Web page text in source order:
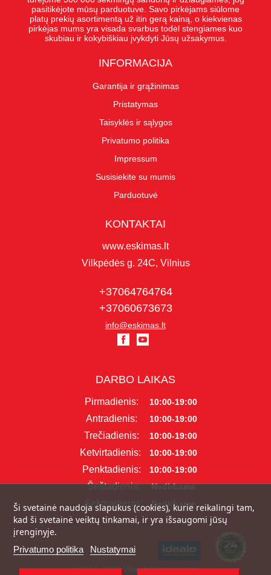
pasitikėjote mūsų parduotuve. Savo pirkėjams siūlome
platų prekių asortimentą už itin gerą kainą, o kiekvienas
pirkėjas mums yra visada svarbus todėl stengiames kuo
skubiau ir kokybiškiau įvykdyti Jūsų užsakymus.
INFORMACIJA
Garantija ir grąžinimas
Pristatymas
Taisyklės ir sąlygos
Privatumo politika
Impressum
Susisiekite su mumis
Parduotuvė
KONTAKTAI
www.eskimas.lt
Vilkpėdės g. 24C, Vilnius
+37064764764
+37060673673
info@eskimas.lt
DARBO LAIKAS
Pirmadienis: 10:00-19:00
Antradienis: 10:00-19:00
Trečiadienis: 10:00-19:00
Ketvirtadienis: 10:00-19:00
Penktadienis: 10:00-19:00
Šeštadienis: Nedirbame
Sekmadienis: Nedirbame
Ši svetainė naudoja slapukus (cookies), kurie reikalingi tam,
kad ši svetainė veiktų tinkamai, ir yra išsaugomi jūsų
įrenginyje.
Privatumo politika Nustatymai
© 2017 - 2026, Visos teisės saugomos